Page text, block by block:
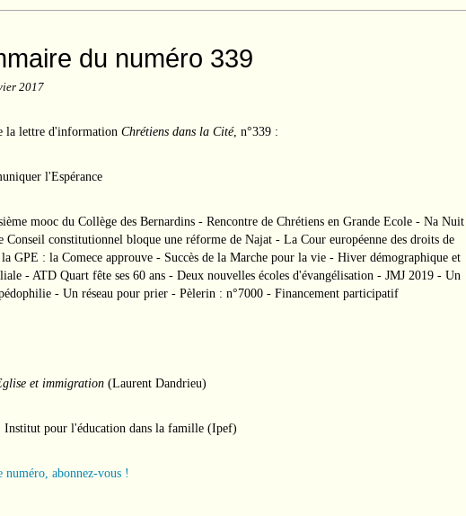
du numéro 339
2017
la lettre d'information Chrétiens dans la Cité, n°339 :
l'Espérance
mooc du Collège des Bernardins - Rencontre de Chrétiens en Grande Ecole - Na Nuit
Conseil constitutionnel bloque une réforme de Najat - La Cour européenne des droits de
GPE : la Comece approuve - Succès de la Marche pour la vie - Hiver démographique et
- ATD Quart fête ses 60 ans - Deux nouvelles écoles d'évangélisation - JMJ 2019 - Un
- Un réseau pour prier - Pèlerin : n°7000 - Financement participatif
et immigration (Laurent Dandrieu)
pour l'éducation dans la famille (Ipef)
numéro, abonnez-vous !